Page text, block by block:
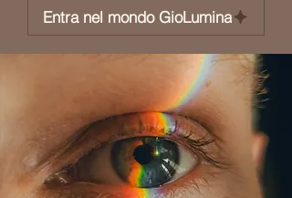
Entra nel mondo GioLumina